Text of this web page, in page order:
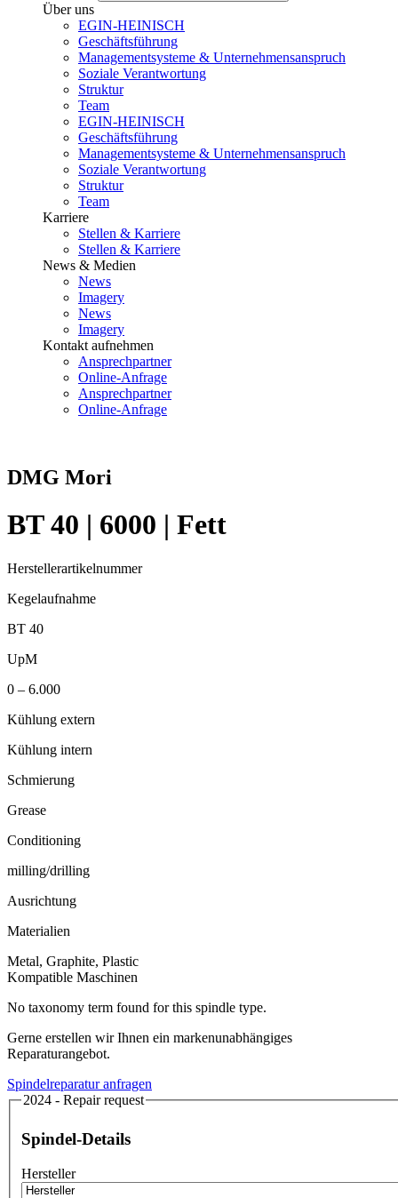
Über uns
EGIN-HEINISCH
Geschäftsführung
Managementsysteme & Unternehmensanspruch
Soziale Verantwortung
Struktur
Team
EGIN-HEINISCH
Geschäftsführung
Managementsysteme & Unternehmensanspruch
Soziale Verantwortung
Struktur
Team
Karriere
Stellen & Karriere
Stellen & Karriere
News & Medien
News
Imagery
News
Imagery
Kontakt aufnehmen
Ansprechpartner
Online-Anfrage
Ansprechpartner
Online-Anfrage
DMG Mori
BT 40 | 6000 | Fett
Herstellerartikelnummer
Kegelaufnahme
BT 40
UpM
0 – 6.000
Kühlung extern
Kühlung intern
Schmierung
Grease
Conditioning
milling/drilling
Ausrichtung
Materialien
Metal, Graphite, Plastic
Kompatible Maschinen
No taxonomy term found for this spindle type.
Gerne erstellen wir Ihnen ein markenunabhängiges
Reparaturangebot.
Spindelreparatur anfragen
2024 - Repair request
Spindel-Details
Hersteller